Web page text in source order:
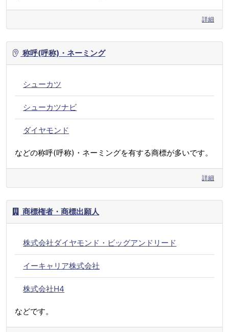
詳細
称呼(呼称)・ネーミング
シューカツ
シューカツナビ
ダイヤモンド
などの称呼(呼称)・ネーミングを有する商標が多いです。
詳細
商標権者・商標出願人
株式会社ダイヤモンド・ビッグアンドリード
イーキャリア株式会社
株式会社H4
などです。